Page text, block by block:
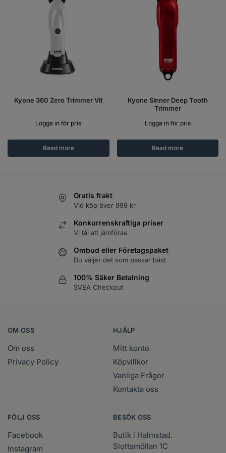
Kyone 360 Zero Trimmer Vit
Logga in för pris
Read more
Kyone Sinner Deep Tooth
Trimmer
Logga in för pris
Read more
Gratis frakt
Vid köp över 999 kr
Konkurrenskraftiga priser
Vi tål att jämföras
Ombud eller Företagspaket
Du väljer det som passar bäst
100% Säker Betalning
SVEA Checkout
OM OSS
Om oss
Privacy Policy
HJÄLP
Mitt konto
Köpvillkor
Vanliga Frågor
Kontakta oss
FÖLJ OSS
Facebook
Instagram
BESÖK OSS
Butik i Halmstad.
Slottsmöllan 1C